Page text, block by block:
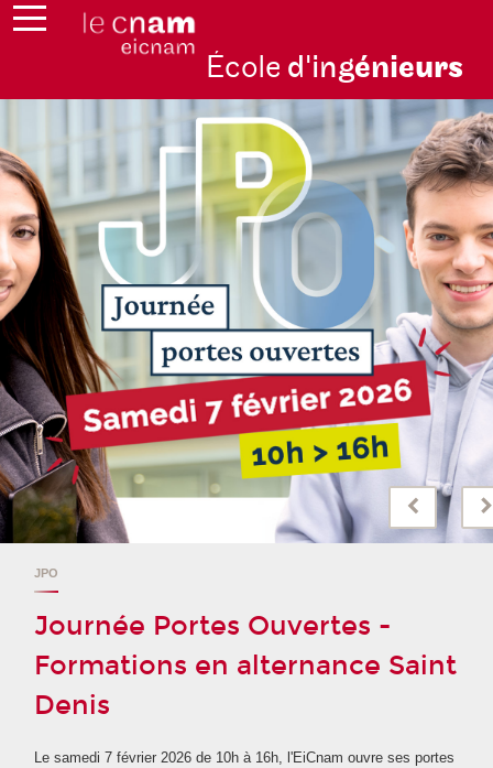
École d'ingénieurs
JPO
Journée Portes Ouvertes -
Formations en alternance Saint
Denis
Le samedi 7 février 2026 de 10h à 16h, l'EiCnam ouvre ses portes